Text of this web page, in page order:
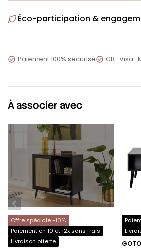
Éco-participation &
 Paiement 100% sécurisé CB · Visa
À associer avec
Offre spéciale -10%
Paiement en 10 et 12x sans frais
Livraison offerte
GOTO
